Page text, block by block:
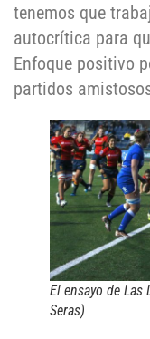
tenemos que
autocrítica para
Enfoque positivo
partidos
El ensayo de
Seras)